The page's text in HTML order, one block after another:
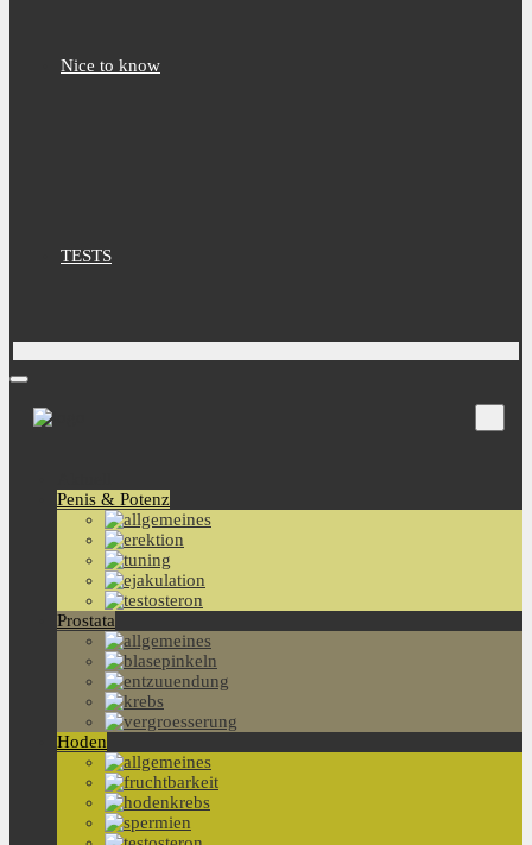
Nice to know
TESTS
Penis & Potenz
Prostata
Hoden